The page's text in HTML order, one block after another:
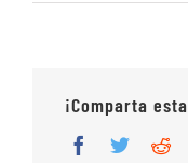
¡Comparta
Facebook
Twitter